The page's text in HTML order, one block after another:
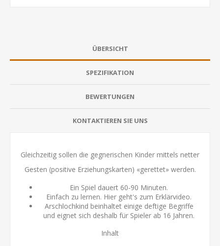
ÜBERSICHT
SPEZIFIKATION
BEWERTUNGEN
KONTAKTIEREN SIE UNS
Gleichzeitig sollen die gegnerischen Kinder mittels netter
Gesten (positive Erziehungskarten) «gerettet» werden.
Ein Spiel dauert 60-90 Minuten.
Einfach zu lernen. Hier geht's zum Erklärvideo.
Arschlochkind beinhaltet einige deftige Begriffe
und eignet sich deshalb für Spieler ab 16 Jahren.
Inhalt